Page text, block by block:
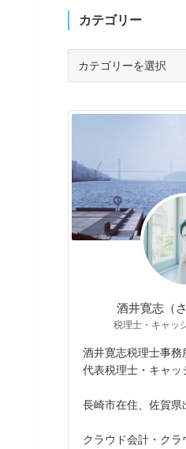
カテゴリー
リ
酒井寛志（
税理士・キャッ
酒井寛志税理士事
代表税理士・キャ
長崎市在住、佐賀県
クラウド会計・ク